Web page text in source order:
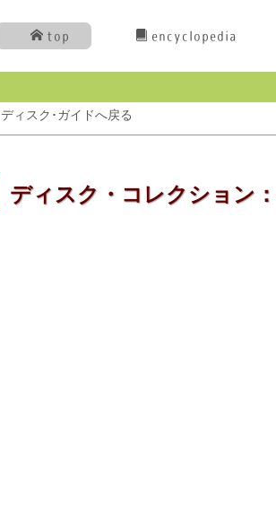
top encyclopedia
ディスク･ガイドへ戻る
ディスク・コレクション